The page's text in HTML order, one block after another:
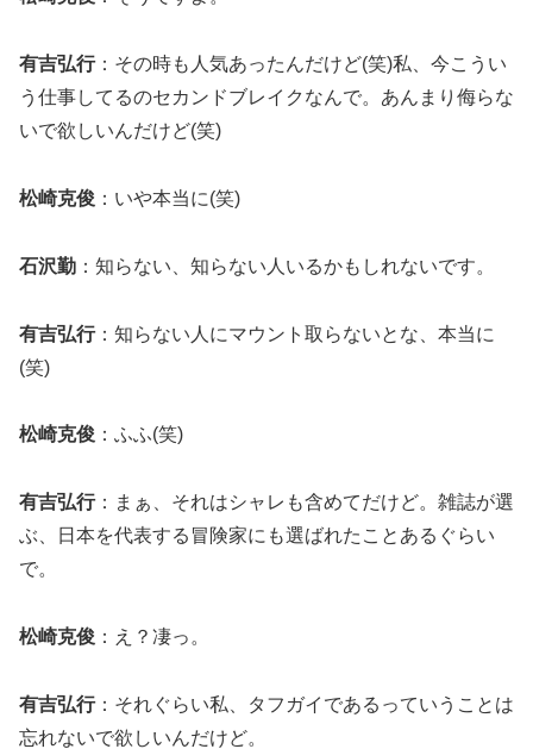
有吉弘行：その時も人気あったんだけど(笑)私、今こうい
う仕事してるのセカンドブレイクなんで。あんまり侮らな
いで欲しいんだけど(笑)
松崎克俊 ：いや本当に(笑)
石沢勤 ：知らない、知らない人いるかもしれないです。
有吉弘行：知らない人にマウント取らないとな、本当に
(笑)
松崎克俊 ：ふふ(笑)
有吉弘行：まぁ、それはシャレも含めてだけど。雑誌が選
ぶ、日本を代表する冒険家にも選ばれたことあるぐらい
で。
松崎克俊 ：え？凄っ。
有吉弘行：それぐらい私、タフガイであるっていうことは
忘れないで欲しいんだけど。